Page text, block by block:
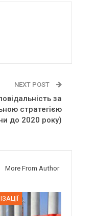
NEXT POST
за
стратегією
до 2020 року)
More From Author